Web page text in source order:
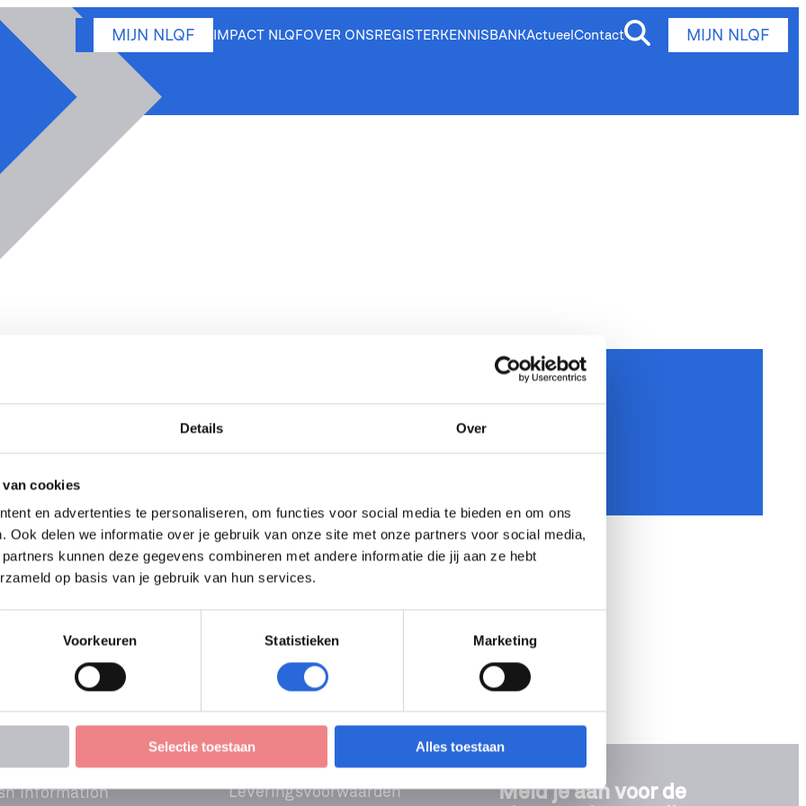
Details Over
cookies
en advertenties te personaliseren, om functies voor social media te bieden en om ons
Ook delen we informatie over je gebruik van onze site met onze partners voor social media,
kunnen deze gegevens combineren met andere informatie die jij aan ze hebt
op basis van je gebruik van hun services.
Voorkeuren Statistieken Marketing
Selectie toestaan Alles toestaan
MIJN NLQF IMPACT NLQFOVER ONSREGISTERKENNISBANKActueelContact MIJN NLQF
OVV (NLQF 5)
Information Leveringsvoorwaarden
Meld je aan voor de